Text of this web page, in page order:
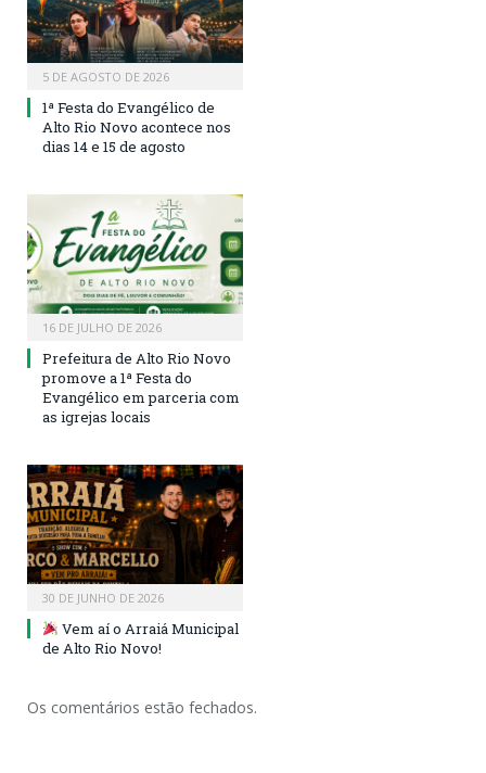
5 DE AGOSTO DE 2026
1ª Festa do Evangélico de
Alto Rio Novo acontece nos
dias 14 e 15 de agosto
16 DE JULHO DE 2026
Prefeitura de Alto Rio Novo
promove a 1ª Festa do
Evangélico em parceria com
as igrejas locais
30 DE JUNHO DE 2026
Vem aí o Arraiá Municipal
de Alto Rio Novo!
Os comentários estão fechados.